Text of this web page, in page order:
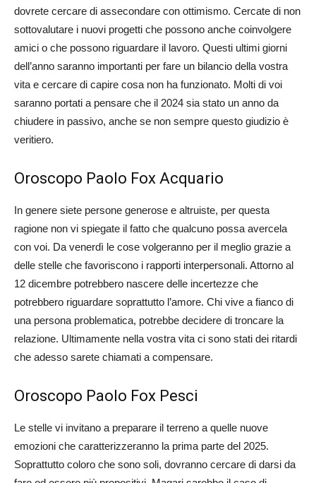
dovrete cercare di assecondare con ottimismo. Cercate di non
sottovalutare i nuovi progetti che possono anche coinvolgere
amici o che possono riguardare il lavoro. Questi ultimi giorni
dell’anno saranno importanti per fare un bilancio della vostra
vita e cercare di capire cosa non ha funzionato. Molti di voi
saranno portati a pensare che il 2024 sia stato un anno da
chiudere in passivo, anche se non sempre questo giudizio è
veritiero.
Oroscopo Paolo Fox Acquario
In genere siete persone generose e altruiste, per questa
ragione non vi spiegate il fatto che qualcuno possa avercela
con voi. Da venerdì le cose volgeranno per il meglio grazie a
delle stelle che favoriscono i rapporti interpersonali. Attorno al
12 dicembre potrebbero nascere delle incertezze che
potrebbero riguardare soprattutto l’amore. Chi vive a fianco di
una persona problematica, potrebbe decidere di troncare la
relazione. Ultimamente nella vostra vita ci sono stati dei ritardi
che adesso sarete chiamati a compensare.
Oroscopo Paolo Fox Pesci
Le stelle vi invitano a preparare il terreno a quelle nuove
emozioni che caratterizzeranno la prima parte del 2025.
Soprattutto coloro che sono soli, dovranno cercare di darsi da